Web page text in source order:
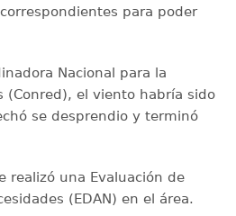
para poder
Nacional para la
(Conred), el viento habría sido
se desprendio y terminó
realizó una Evaluación de
(EDAN) en el área.